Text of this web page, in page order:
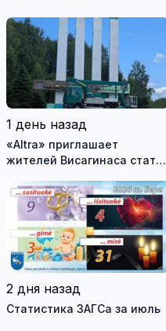
1 день назад
«Altra» приглашает
жителей Висагинаса стать
обновлённой стелы
2 дня назад
Статистика ЗАГСа за июль